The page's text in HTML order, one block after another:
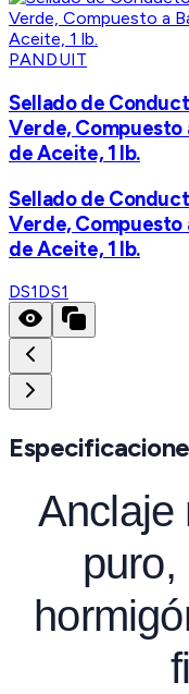
PANDUIT
Sellado de
Verde, Compuesto
de Aceite, 1 lb.
Sellado de
Verde, Compuesto
de Aceite, 1 lb.
DS1DS1
Anclaje
puro,